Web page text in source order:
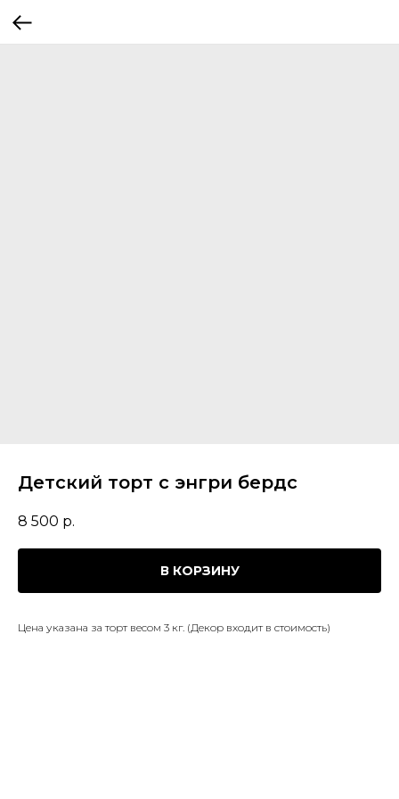
Детский торт с энгри бердс
8 500 р.
В КОРЗИНУ
Цена указана за торт весом 3 кг. (Декор входит в стоимость)